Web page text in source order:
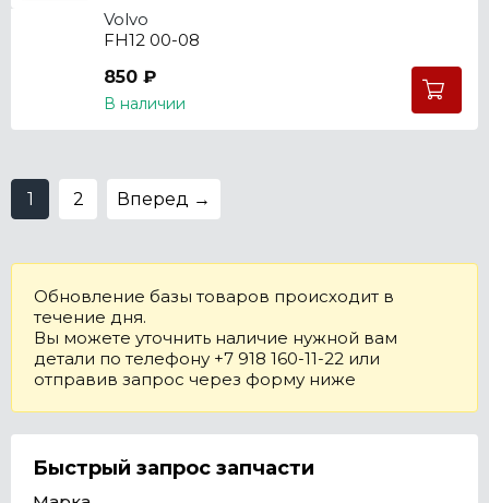
Volvo
FH12 00-08
850 ₽
В наличии
1 2 Вперед →
Обновление базы товаров происходит в
течение дня.
Вы можете уточнить наличие нужной вам
детали по телефону +7 918 160-11-22 или
отправив запрос через форму ниже
Быстрый запрос запчасти